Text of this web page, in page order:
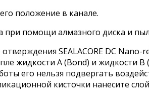
положение в канале.
помощи алмазного диска и
SEALACORE DC
жидкости А (Bond) и жидкости
его нельзя подвергать
кисточки нанесите